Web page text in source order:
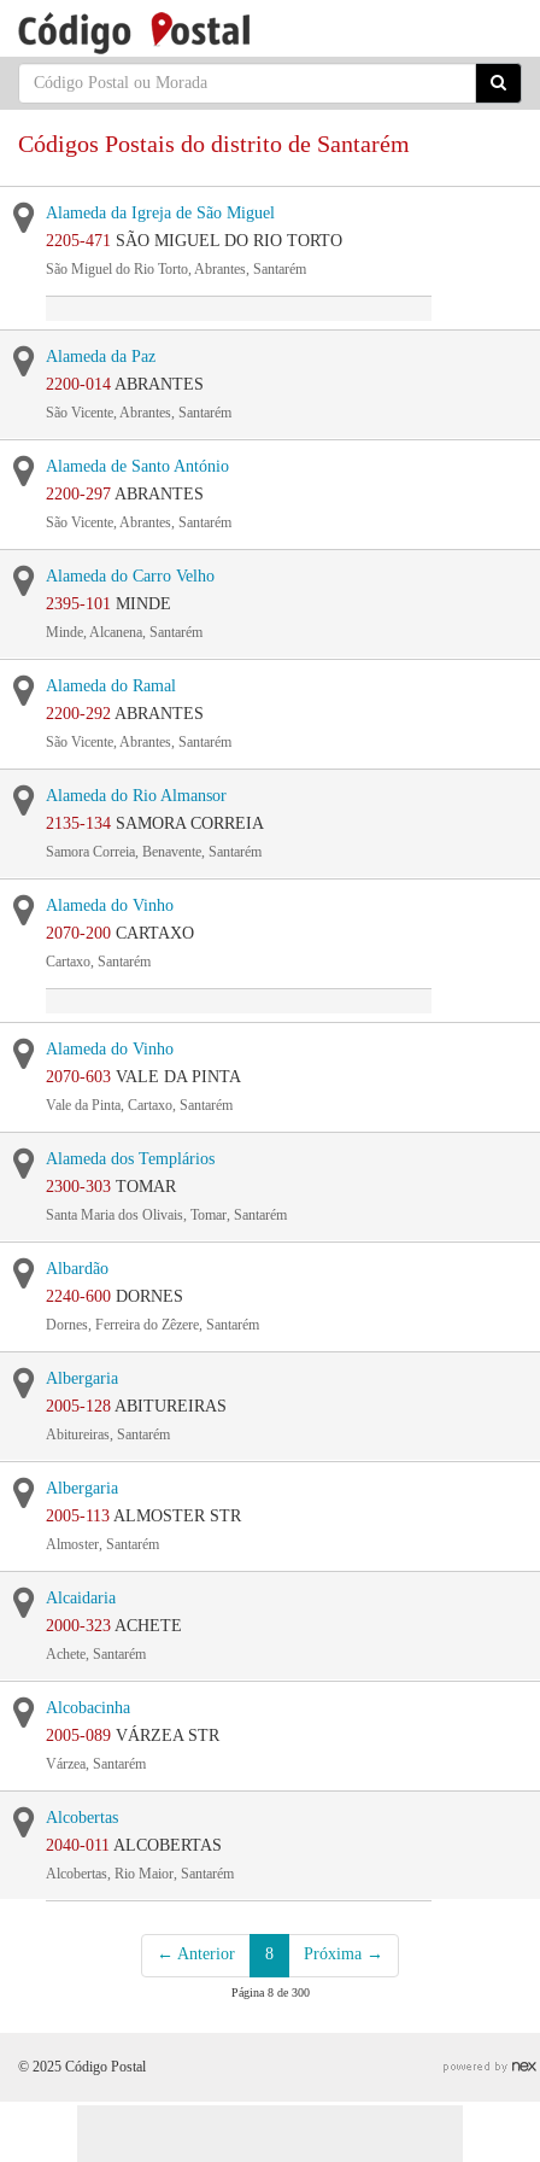
Códigos Postais do distrito de Santarém
Alameda da Igreja de São Miguel
2205-471 SÃO MIGUEL DO RIO TORTO
São Miguel do Rio Torto, Abrantes, Santarém
Alameda da Paz
2200-014 ABRANTES
São Vicente, Abrantes, Santarém
Alameda de Santo António
2200-297 ABRANTES
São Vicente, Abrantes, Santarém
Alameda do Carro Velho
2395-101 MINDE
Minde, Alcanena, Santarém
Alameda do Ramal
2200-292 ABRANTES
São Vicente, Abrantes, Santarém
Alameda do Rio Almansor
2135-134 SAMORA CORREIA
Samora Correia, Benavente, Santarém
Alameda do Vinho
2070-200 CARTAXO
Cartaxo, Santarém
Alameda do Vinho
2070-603 VALE DA PINTA
Vale da Pinta, Cartaxo, Santarém
Alameda dos Templários
2300-303 TOMAR
Santa Maria dos Olivais, Tomar, Santarém
Albardão
2240-600 DORNES
Dornes, Ferreira do Zêzere, Santarém
Albergaria
2005-128 ABITUREIRAS
Abitureiras, Santarém
Albergaria
2005-113 ALMOSTER STR
Almoster, Santarém
Alcaidaria
2000-323 ACHETE
Achete, Santarém
Alcobacinha
2005-089 VÁRZEA STR
Várzea, Santarém
Alcobertas
2040-011 ALCOBERTAS
Alcobertas, Rio Maior, Santarém
← Anterior 8 Próxima →
Página 8 de 300
© 2025 Código Postal